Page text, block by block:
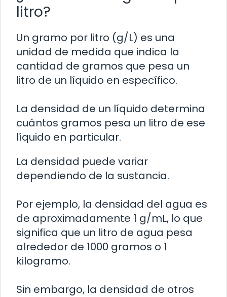
litro?
Un gramo por litro (g/L) es una
unidad de medida que indica la
cantidad de gramos que pesa un
litro de un líquido en específico.
La densidad de un líquido determina
cuántos gramos pesa un litro de ese
líquido en particular.
La densidad puede variar
dependiendo de la sustancia.
Por ejemplo, la densidad del agua es
de aproximadamente 1 g/mL, lo que
significa que un litro de agua pesa
alrededor de 1000 gramos o 1
kilogramo.
Sin embargo, la densidad de otros